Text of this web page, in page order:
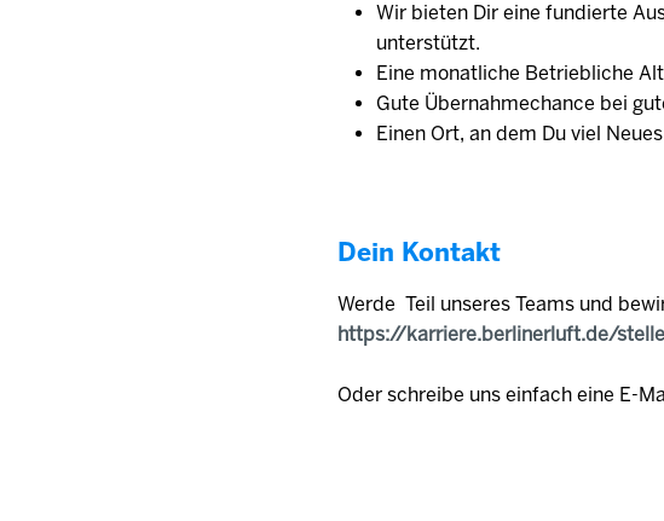
Wir bieten Dir eine fundierte
unterstützt.
Eine monatliche Betriebliche
Gute Übernahmechance bei
Einen Ort, an dem Du viel
Dein Kontakt
Werde Teil unseres Teams und
https://karriere.berlinerluft.de/
Oder schreibe uns einfach eine E-